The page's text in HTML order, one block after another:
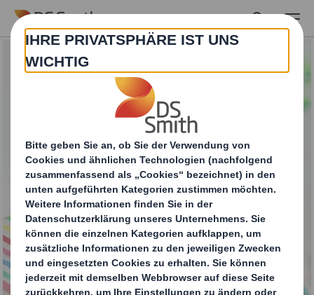
Skip to main content
Verpackung für
Waschmittel